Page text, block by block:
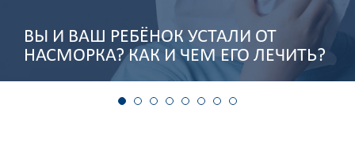
ВЫ И ВАШ РЕБЁНОК УСТАЛИ ОТ
НАСМОРКА? КАК И ЧЕМ ЕГО ЛЕЧИТЬ?
1 2 3 4 5 6 7 8